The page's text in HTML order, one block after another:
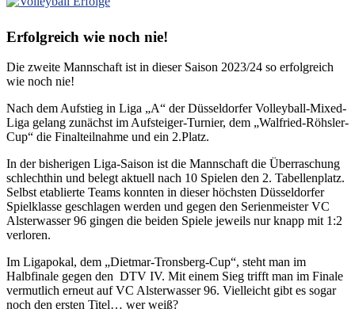
Erfolgreich wie noch nie!
Die zweite Mannschaft ist in dieser Saison 2023/24 so erfolgreich
wie noch nie!
Nach dem Aufstieg in Liga „A“ der Düsseldorfer Volleyball-Mixed-
Liga gelang zunächst im Aufsteiger-Turnier, dem „Walfried-Röhsler-
Cup“ die Finalteilnahme und ein 2.Platz.
In der bisherigen Liga-Saison ist die Mannschaft die Überraschung
schlechthin und belegt aktuell nach 10 Spielen den 2. Tabellenplatz.
Selbst etablierte Teams konnten in dieser höchsten Düsseldorfer
Spielklasse geschlagen werden und gegen den Serienmeister VC
Alsterwasser 96 gingen die beiden Spiele jeweils nur knapp mit 1:2
verloren.
Im Ligapokal, dem „Dietmar-Tronsberg-Cup“, steht man im
Halbfinale gegen den DTV IV. Mit einem Sieg trifft man im Finale
vermutlich erneut auf VC Alsterwasser 96. Vielleicht gibt es sogar
noch den ersten Titel… wer weiß?